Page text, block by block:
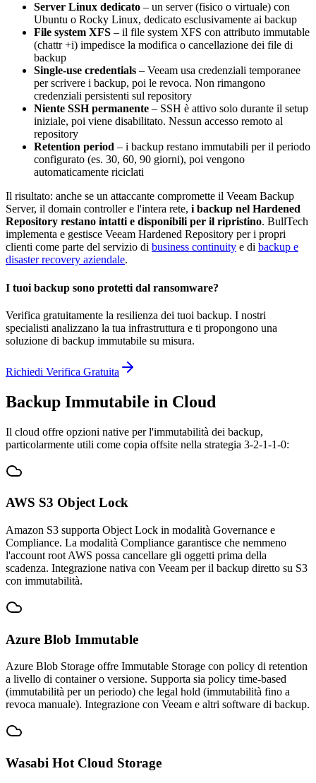
Server Linux dedicato – un server (fisico o virtuale) con
Ubuntu o Rocky Linux, dedicato esclusivamente ai backup
File system XFS – il file system XFS con attributo immutable
(chattr +i) impedisce la modifica o cancellazione dei file di
backup
Single-use credentials – Veeam usa credenziali temporanee
per scrivere i backup, poi le revoca. Non rimangono
credenziali persistenti sul repository
Niente SSH permanente – SSH è attivo solo durante il setup
iniziale, poi viene disabilitato. Nessun accesso remoto al
repository
Retention period – i backup restano immutabili per il periodo
configurato (es. 30, 60, 90 giorni), poi vengono
automaticamente riciclati
Il risultato: anche se un attaccante compromette il Veeam Backup
Server, il domain controller e l'intera rete, i backup nel Hardened
Repository restano intatti e disponibili per il ripristino. BullTech
implementa e gestisce Veeam Hardened Repository per i propri
clienti come parte del servizio di business continuity e di backup e
disaster recovery aziendale.
I tuoi backup sono protetti dal ransomware?
Verifica gratuitamente la resilienza dei tuoi backup. I nostri
specialisti analizzano la tua infrastruttura e ti propongono una
soluzione di backup immutabile su misura.
Richiedi Verifica Gratuita
Backup Immutabile in Cloud
Il cloud offre opzioni native per l'immutabilità dei backup,
particolarmente utili come copia offsite nella strategia 3-2-1-1-0:
AWS S3 Object Lock
Amazon S3 supporta Object Lock in modalità Governance e
Compliance. La modalità Compliance garantisce che nemmeno
l'account root AWS possa cancellare gli oggetti prima della
scadenza. Integrazione nativa con Veeam per il backup diretto su S3
con immutabilità.
Azure Blob Immutable
Azure Blob Storage offre Immutable Storage con policy di retention
a livello di container o versione. Supporta sia policy time-based
(immutabilità per un periodo) che legal hold (immutabilità fino a
revoca manuale). Integrazione con Veeam e altri software di backup.
Wasabi Hot Cloud Storage